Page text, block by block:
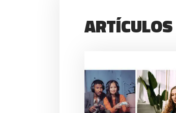
ARTÍCULOS